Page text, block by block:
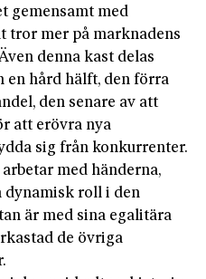
gemensamt med
tror mer på marknadens
denna kast delas
en hård hälft, den förra
den senare av att
att erövra nya
sig från konkurrenter.
med händerna,
dynamisk roll i den
är med sina egalitära
de övriga